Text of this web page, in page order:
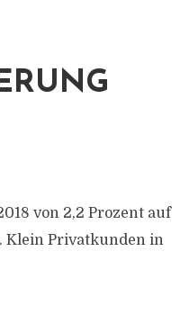
von 2,2 Prozent auf
Klein Privatkunden in